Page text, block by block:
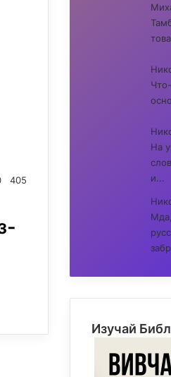
405
На
и...
Изучай